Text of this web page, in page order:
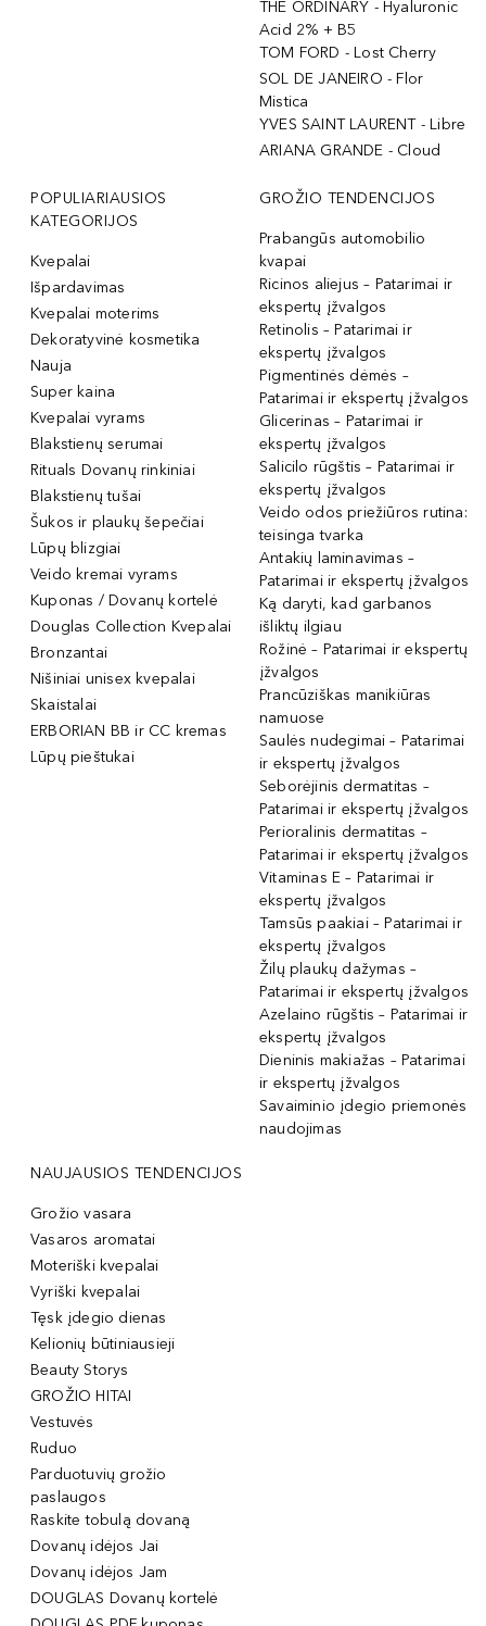
THE ORDINARY - Hyaluronic
Acid 2% + B5
TOM FORD - Lost Cherry
SOL DE JANEIRO - Flor
Mistica
YVES SAINT LAURENT - Libre
ARIANA GRANDE - Cloud
POPULIARIAUSIOS
KATEGORIJOS
Kvepalai
Išpardavimas
Kvepalai moterims
Dekoratyvinė kosmetika
Nauja
Super kaina
Kvepalai vyrams
Blakstienų serumai
Rituals Dovanų rinkiniai
Blakstienų tušai
Šukos ir plaukų šepečiai
Lūpų blizgiai
Veido kremai vyrams
Kuponas / Dovanų kortelė
Douglas Collection Kvepalai
Bronzantai
Nišiniai unisex kvepalai
Skaistalai
ERBORIAN BB ir CC kremas
Lūpų pieštukai
GROŽIO TENDENCIJOS
Prabangūs automobilio
kvapai
Ricinos aliejus – Patarimai ir
ekspertų įžvalgos
Retinolis – Patarimai ir
ekspertų įžvalgos
Pigmentinės dėmės –
Patarimai ir ekspertų įžvalgos
Glicerinas – Patarimai ir
ekspertų įžvalgos
Salicilo rūgštis – Patarimai ir
ekspertų įžvalgos
Veido odos priežiūros rutina:
teisinga tvarka
Antakių laminavimas –
Patarimai ir ekspertų įžvalgos
Ką daryti, kad garbanos
išliktų ilgiau
Rožinė – Patarimai ir ekspertų
įžvalgos
Prancūziškas manikiūras
namuose
Saulės nudegimai – Patarimai
ir ekspertų įžvalgos
Seborėjinis dermatitas –
Patarimai ir ekspertų įžvalgos
Perioralinis dermatitas –
Patarimai ir ekspertų įžvalgos
Vitaminas E – Patarimai ir
ekspertų įžvalgos
Tamsūs paakiai – Patarimai ir
ekspertų įžvalgos
Žilų plaukų dažymas –
Patarimai ir ekspertų įžvalgos
Azelaino rūgštis – Patarimai ir
ekspertų įžvalgos
Dieninis makiažas – Patarimai
ir ekspertų įžvalgos
Savaiminio įdegio priemonės
naudojimas
NAUJAUSIOS TENDENCIJOS
Grožio vasara
Vasaros aromatai
Moteriški kvepalai
Vyriški kvepalai
Tęsk įdegio dienas
Kelionių būtiniausieji
Beauty Storys
GROŽIO HITAI
Vestuvės
Ruduo
Parduotuvių grožio
paslaugos
Raskite tobulą dovaną
Dovanų idėjos Jai
Dovanų idėjos Jam
DOUGLAS Dovanų kortelė